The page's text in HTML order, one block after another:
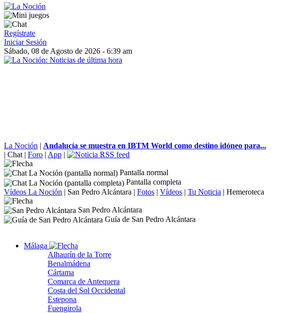
Regístrate
Iniciar Sesión
Sábado, 08 de Agosto de 2026 - 6:39 am
La Noción | Andalucía se muestra en IBTM World como destino idóneo para...
| Chat | Foro | App |
Pantalla normal
Pantalla completa
Vídeos La Noción | San Pedro Alcántara | Fotos | Vídeos | Tu Noticia | Hemeroteca
San Pedro Alcántara
Guía de San Pedro Alcántara
Málaga
Alhaurín de la Torre
Benalmádena
Cártama
Comarca de Antequera
Costa del Sol Occidental
Estepona
Fuengirola